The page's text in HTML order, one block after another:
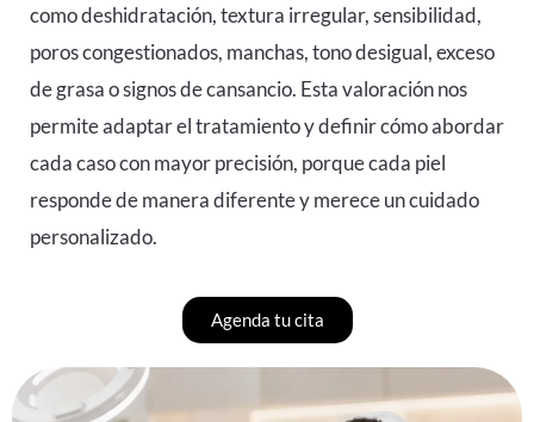
como deshidratación, textura irregular, sensibilidad,
poros congestionados, manchas, tono desigual, exceso
de grasa o signos de cansancio. Esta valoración nos
permite adaptar el tratamiento y definir cómo abordar
cada caso con mayor precisión, porque cada piel
responde de manera diferente y merece un cuidado
personalizado.
Agenda tu cita